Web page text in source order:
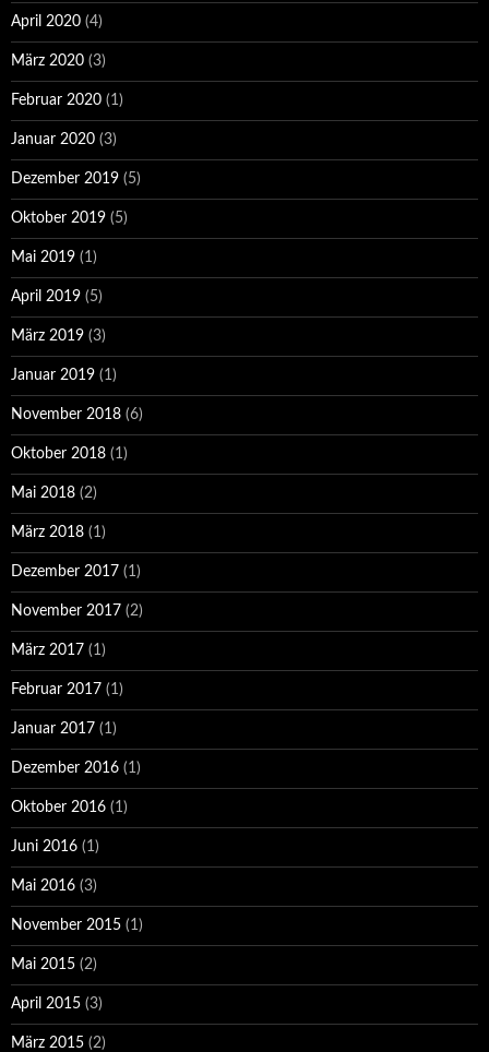
April 2020 (4)
März 2020 (3)
Februar 2020 (1)
Januar 2020 (3)
Dezember 2019 (5)
Oktober 2019 (5)
Mai 2019 (1)
April 2019 (5)
März 2019 (3)
Januar 2019 (1)
November 2018 (6)
Oktober 2018 (1)
Mai 2018 (2)
März 2018 (1)
Dezember 2017 (1)
November 2017 (2)
März 2017 (1)
Februar 2017 (1)
Januar 2017 (1)
Dezember 2016 (1)
Oktober 2016 (1)
Juni 2016 (1)
Mai 2016 (3)
November 2015 (1)
Mai 2015 (2)
April 2015 (3)
März 2015 (2)